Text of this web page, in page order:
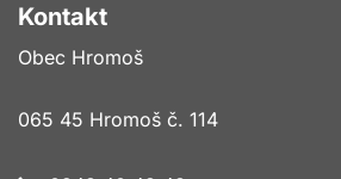
Kontakt
Obec Hromoš
065 45 Hromoš č. 114